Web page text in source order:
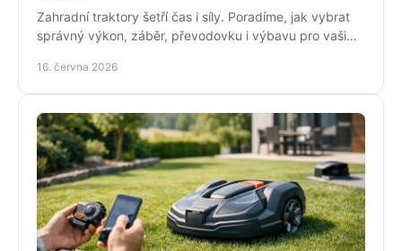
Zahradní traktory šetří čas i síly. Poradíme, jak vybrat
správný výkon, záběr, převodovku i výbavu pro vaši
16. června 2026